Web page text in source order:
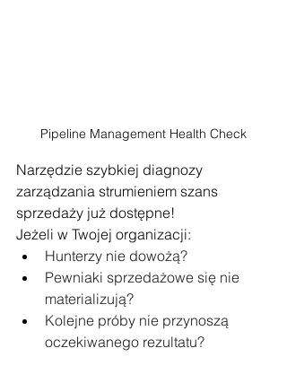
Pipeline Management Health Check
Narzędzie szybkiej diagnozy
zarządzania strumieniem szans
sprzedaży już dostępne!
Jeżeli w Twojej organizacji:
Hunterzy nie dowożą?
Pewniaki sprzedażowe się nie
materializują?
Kolejne próby nie przynoszą
oczekiwanego rezultatu?